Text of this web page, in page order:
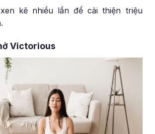
kẽ nhiều lần để cải thiện triệu
Victorious